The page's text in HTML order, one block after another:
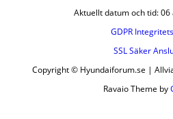
Aktuellt datum och tid: 06
GDPR
SSL Säker
Copyright © Hyundaiforum.se |
Ravaio Theme by